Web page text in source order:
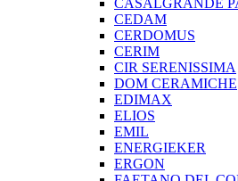
CASALGRANDE
CEDAM
CERDOMUS
CERIM
CIR SERENISSIMA
DOM CERAMICHE
EDIMAX
ELIOS
EMIL
ENERGIEKER
ERGON